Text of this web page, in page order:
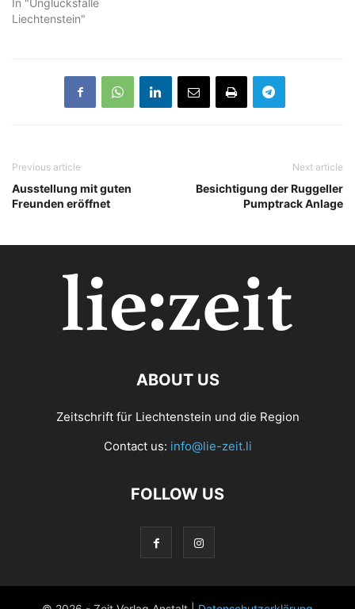
In "Unglücksfälle
Liechtenstein"
Previous article
Ausstellung mit guten
Freunden eröffnet
Next article
Besichtigung der Ruggeller
Pumptrack Anlage
ABOUT US
Zeitschrift für Liechtenstein und die Region
Contact us: info@lie-zeit.li
FOLLOW US